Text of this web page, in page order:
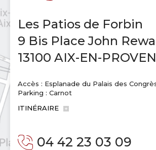
Les Patios de Forbin
9 Bis Place John
13100 AIX-EN-
Accès : Esplanade du Palais des
Parking : Carnot
ITINÉRAIRE
04 42 23 03 09